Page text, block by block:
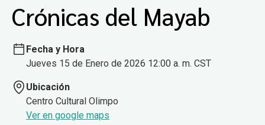
Crónicas del Mayab
Fecha y Hora
Jueves 15 de Enero de 2026 12:00 a. m. CST
Ubicación
Centro Cultural Olimpo
Ver en google maps